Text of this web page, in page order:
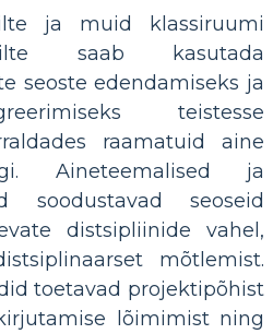
ja muid klassiruumi
saab kasutada
seoste edendamiseks ja
teistesse
raamatuid aine
Aineteemalised ja
soodustavad seoseid
distsipliinide vahel,
mõtlemist.
toetavad projektipõhist
lõimimist ning